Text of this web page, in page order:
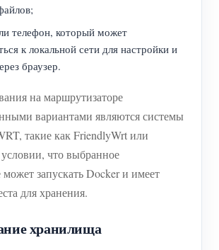
телефон, который может
к локальной сети для настройки и
браузер.
на маршрутизаторе
вариантами являются системы
такие как FriendlyWrt или
что выбранное
запускать Docker и имеет
для хранения.
хранилища